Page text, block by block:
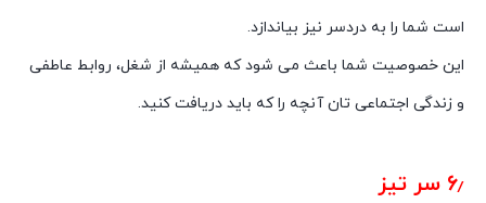
است شما را به دردسر نیز بیاندازد.
این خصوصیت شما باعث می شود که همیشه از شغل، روابط عاطفی
و زندگی اجتماعی تان آنچه را که باید دریافت کنید.
۶٫ سر تیز